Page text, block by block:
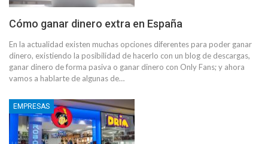
Cómo ganar dinero extra en España
En la actualidad existen muchas opciones diferentes para poder ganar
dinero, existiendo la posibilidad de hacerlo con un blog de descargas,
ganar dinero de forma pasiva o ganar dinero con Only Fans; y ahora
vamos a hablarte de algunas de…
EMPRESAS